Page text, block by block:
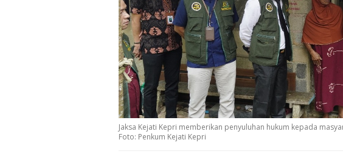
Jaksa Kejati Kepri memberikan penyuluhan hukum kepada
Foto: Penkum Kejati Kepri